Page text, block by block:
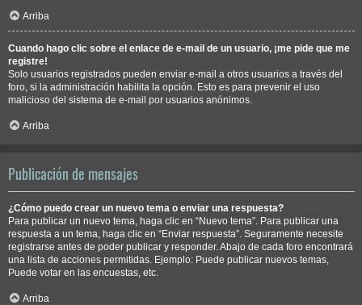
Arriba
Cuando hago clic sobre el enlace de e-mail de un usuario, ¡me pide que me
registre!
Solo usuarios registrados pueden enviar e-mail a otros usuarios a través del
foro, si la administración habilita la opción. Esto es para prevenir el uso
malicioso del sistema de e-mail por usuarios anónimos.
Arriba
Publicación de mensajes
¿Cómo puedo crear un nuevo tema o enviar una respuesta?
Para publicar un nuevo tema, haga clic en “Nuevo tema”. Para publicar una
respuesta a un tema, haga clic en “Enviar respuesta”. Seguramente necesite
registrarse antes de poder publicar y responder. Abajo de cada foro encontrará
una lista de acciones permitidas. Ejemplo: Puede publicar nuevos temas,
Puede votar en las encuestas, etc.
Arriba